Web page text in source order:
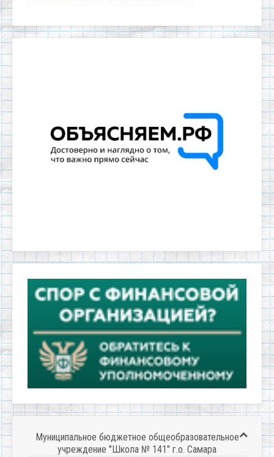
Муниципальное бюджетное общеобразовательное
учреждение "Школа № 141" г.о. Самара